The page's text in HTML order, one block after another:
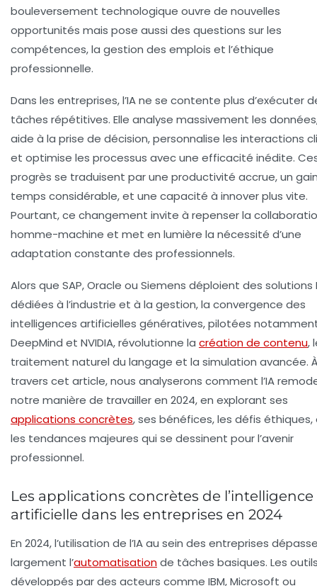
bouleversement technologique ouvre de nouvelles
opportunités mais pose aussi des questions sur les
compétences, la gestion des emplois et l’éthique
professionnelle.
Dans les entreprises, l’IA ne se contente plus d’exécuter
tâches répétitives. Elle analyse massivement les
aide à la prise de décision, personnalise les interactions
et optimise les processus avec une efficacité inédite.
progrès se traduisent par une productivité accrue, un
temps considérable, et une capacité à innover plus vite.
Pourtant, ce changement invite à repenser la
homme-machine et met en lumière la nécessité d’une
adaptation constante des professionnels.
Alors que SAP, Oracle ou Siemens déploient des solutions
dédiées à l’industrie et à la gestion, la convergence des
intelligences artificielles génératives, pilotées
DeepMind et NVIDIA, révolutionne la création de contenu,
traitement naturel du langage et la simulation avancée.
travers cet article, nous analyserons comment l’IA
notre manière de travailler en 2024, en explorant ses
applications concrètes, ses bénéfices, les défis éthiques,
les tendances majeures qui se dessinent pour l’avenir
professionnel.
Les applications concrètes de l’intelligence
artificielle dans les entreprises en 2024
En 2024, l’utilisation de l’IA au sein des entreprises
largement l’automatisationde tâches basiques. Les
développés par des acteurs comme IBM, Microsoft ou